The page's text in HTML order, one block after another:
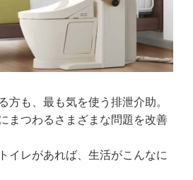
方も、最も気を使う排泄介助。
まつわるさまざまな問題を改善
イレがあれば、生活がこんなに